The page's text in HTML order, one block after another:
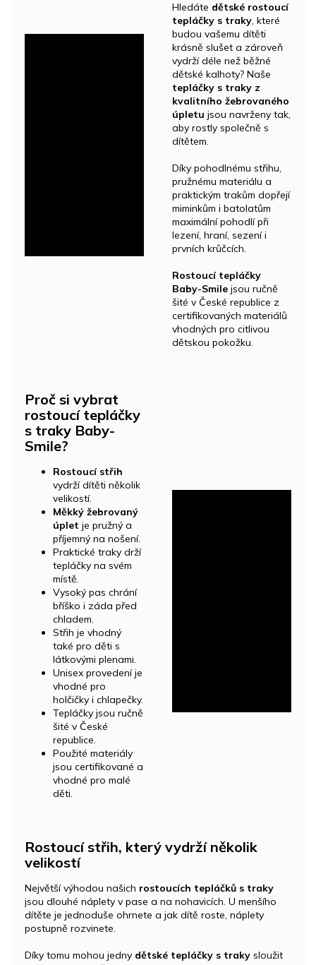
Hledáte dětské rostoucí
tepláčky s traky, které
budou vašemu dítěti
krásně slušet a zároveň
vydrží déle než běžné
dětské kalhoty? Naše
tepláčky s traky z
kvalitního žebrovaného
úpletu jsou navrženy tak,
aby rostly společně s
dítětem.
Díky pohodlnému střihu,
pružnému materiálu a
praktickým trakům dopřejí
miminkům i batolatům
maximální pohodlí při
lezení, hraní, sezení i
prvních krůčcích.
Rostoucí tepláčky
Baby-Smile jsou ručně
šité v České republice z
certifikovaných materiálů
vhodných pro citlivou
dětskou pokožku.
Proč si vybrat
rostoucí tepláčky
s traky Baby-
Smile?
Rostoucí střih
vydrží dítěti několik
velikostí.
Měkký žebrovaný
úplet je pružný a
příjemný na nošení.
Praktické traky drží
tepláčky na svém
místě.
Vysoký pas chrání
bříško i záda před
chladem.
Střih je vhodný
také pro děti s
látkovými plenami.
Unisex provedení je
vhodné pro
holčičky i chlapečky.
Tepláčky jsou ručně
šité v České
republice.
Použité materiály
jsou certifikované a
vhodné pro malé
děti.
Rostoucí střih, který vydrží několik
velikostí
Největší výhodou našich rostoucích tepláčků s traky
jsou dlouhé náplety v pase a na nohavicích. U menšího
dítěte je jednoduše ohrnete a jak dítě roste, náplety
postupně rozvinete.
Díky tomu mohou jedny dětské tepláčky s traky sloužit